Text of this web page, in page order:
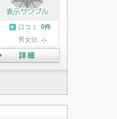
口コミ
0件
男女比 -:-